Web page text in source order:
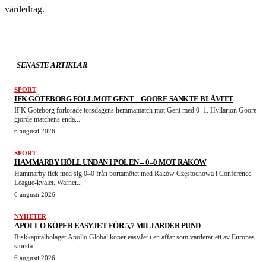
värdedrag.
SENASTE ARTIKLAR
SPORT
IFK GÖTEBORG FÖLL MOT GENT – GOORE SÄNKTE BLÅVITT
IFK Göteborg förlorade torsdagens hemmamatch mot Gent med 0–1. Hyllarion Goore
gjorde matchens enda...
6 augusti 2026
SPORT
HAMMARBY HÖLL UNDAN I POLEN – 0–0 MOT RAKÓW
Hammarby fick med sig 0–0 från bortamötet med Raków Częstochowa i Conference
League-kvalet. Warner...
6 augusti 2026
NYHETER
APOLLO KÖPER EASYJET FÖR 5,7 MILJARDER PUND
Riskkapitalbolaget Apollo Global köper easyJet i en affär som värderar ett av Europas
största...
6 augusti 2026